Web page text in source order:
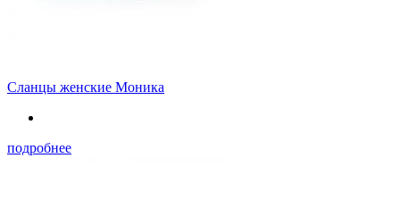
Сланцы женские Моника
подробнее